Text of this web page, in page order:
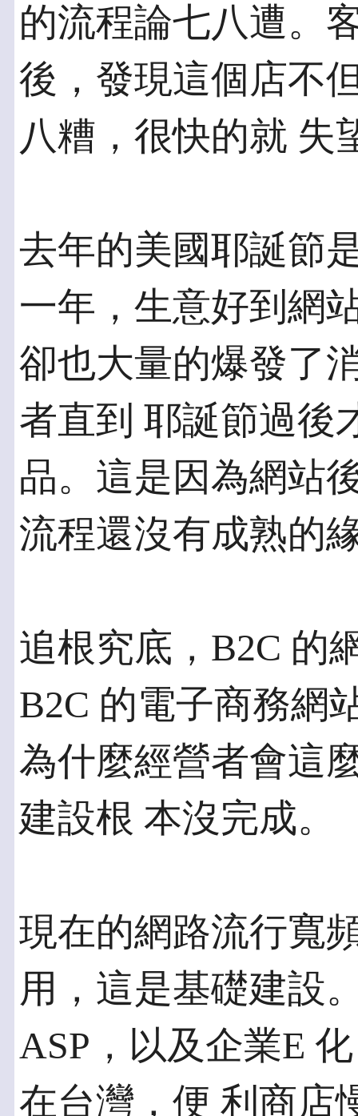
的流程論七八遭。
後，發現這個店不
八糟，很快的就 失
去年的美國耶誕節
一年，生意好到網
卻也大量的爆發了
者直到 耶誕節過後
品。這是因為網站
流程還沒有成熟的
追根究底，B2C 的
B2C 的電子商務網
為什麼經營者會這
建設根 本沒完成。
現在的網路流行寬
用，這是基礎建設
ASP，以及企業E
在台灣，便 利商店